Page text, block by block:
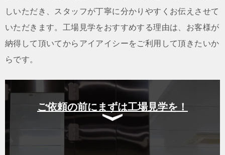
しいただき、スタッフが丁寧に分かりやすくお伝えさせて
いただきます。工場見学をおすすめする理由は、お客様が
納得して頂いてからアイアイシーをご利用して頂きたいか
らです。
ご依頼の前にまずは工場見学を！